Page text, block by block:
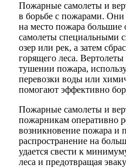
Пожарные самолеты и
в борьбе с пожарами. Они
на место пожара
самолеты специальными
озер или рек, а затем
горящего леса. Вертолеты
тушении пожара,
перевозки воды или
помогают эффективно
Пожарные самолеты и
пожарникам оперативно
возникновение пожара и
распространение на
удается свести к
леса и предотвращая